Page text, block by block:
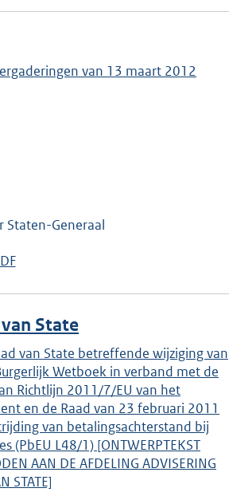
van 13 maart 2012
Staten-Generaal
State
van State betreffende wijziging van
Wetboek in verband met de
Richtlijn 2011/7/EU van het
en de Raad van 23 februari 2011
van betalingsachterstand bij
(PbEU L48/1) [ONTWERPTEKST
AAN DE AFDELING ADVISERING
STATE]